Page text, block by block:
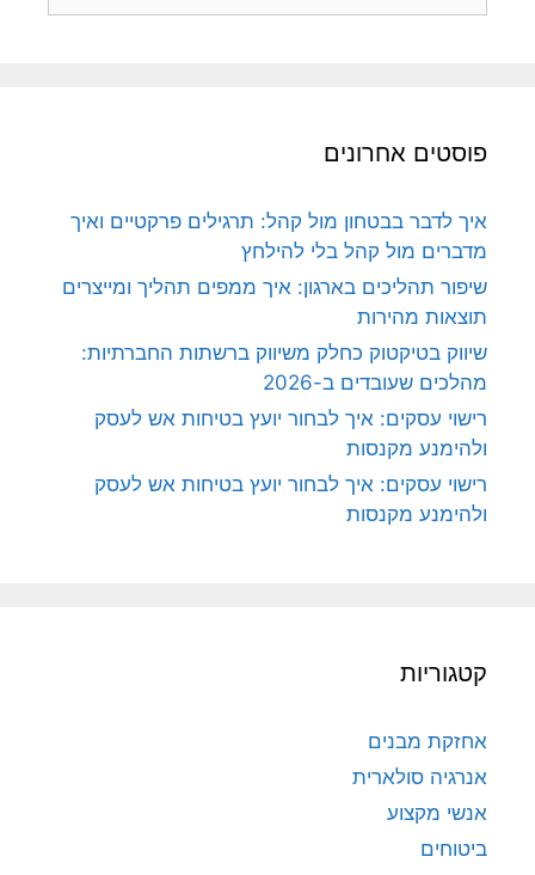
פוסטים אחרונים
איך לדבר בבטחון מול קהל: תרגילים פרקטיים ואיך
מדברים מול קהל בלי להילחץ
שיפור תהליכים בארגון: איך ממפים תהליך ומייצרים
תוצאות מהירות
שיווק בטיקטוק כחלק משיווק ברשתות החברתיות:
מהלכים שעובדים ב-2026
רישוי עסקים: איך לבחור יועץ בטיחות אש לעסק
ולהימנע מקנסות
רישוי עסקים: איך לבחור יועץ בטיחות אש לעסק
ולהימנע מקנסות
קטגוריות
אחזקת מבנים
אנרגיה סולארית
אנשי מקצוע
ביטוחים